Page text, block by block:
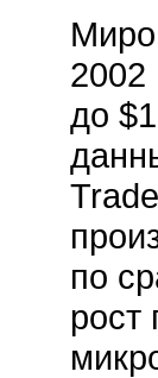
2002
до
по
рост